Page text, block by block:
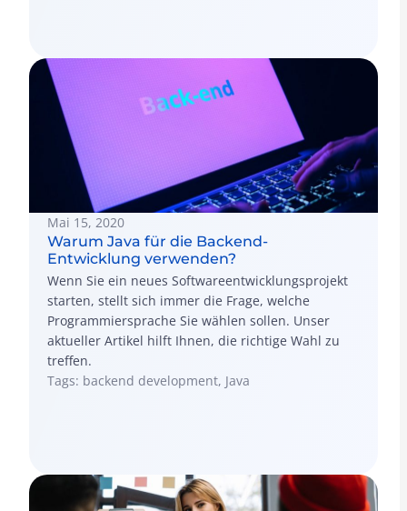
Mai 15, 2020
Warum Java für die Backend-
Entwicklung verwenden?
Wenn Sie ein neues Softwareentwicklungsprojekt
starten, stellt sich immer die Frage, welche
Programmiersprache Sie wählen sollen. Unser
aktueller Artikel hilft Ihnen, die richtige Wahl zu
treffen.
Tags: backend development, Java